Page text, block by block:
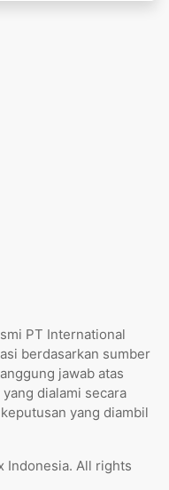
PT International
berdasarkan sumber
jawab atas
dialami secara
yang diambil
Indonesia. All rights